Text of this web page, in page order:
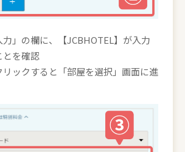
」の欄に、【JCBHOTEL】が入力
とを確認
ックすると「部屋を選択」画面に進